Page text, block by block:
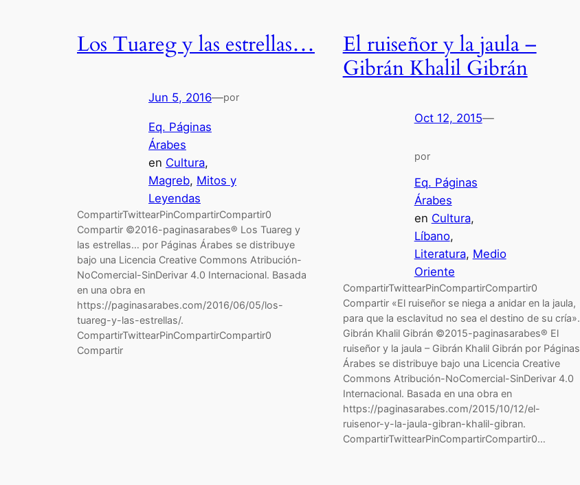
Los Tuareg y las estrellas…
Jun 5, 2016—por
Eq. Páginas
Árabes
en Cultura
Magreb, Mitos y
Leyendas
CompartirTwittearPinCompartirCompartir0
Compartir ©2016-paginasarabes® Los Tuareg y
las estrellas… por Páginas Árabes se distribuye
bajo una Licencia Creative Commons Atribución-
NoComercial-SinDerivar 4.0 Internacional. Basada
en una obra en
https://paginasarabes.com/2016/06/05/los-
tuareg-y-las-estrellas/.
CompartirTwittearPinCompartirCompartir0
Compartir
El ruiseñor y la jaula –
Gibrán Khalil Gibrán
Oct 12, 2015—
por
Eq. Páginas
Árabes
en Cultura
Líbano
Literatura, Medio
Oriente
CompartirTwittearPinCompartirCompartir0
Compartir «El ruiseñor se niega a anidar en la jaula,
para que la esclavitud no sea el destino de su cría».
Gibrán Khalil Gibrán ©2015-paginasarabes® El
ruiseñor y la jaula – Gibrán Khalil Gibrán por Páginas
Árabes se distribuye bajo una Licencia Creative
Commons Atribución-NoComercial-SinDerivar 4.0
Internacional. Basada en una obra en
https://paginasarabes.com/2015/10/12/el-
ruisenor-y-la-jaula-gibran-khalil-gibran.
CompartirTwittearPinCompartirCompartir0…